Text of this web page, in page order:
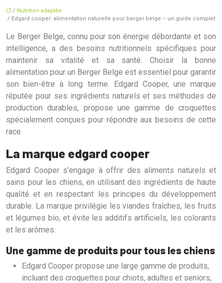
/ Nutrition adaptée
/ Edgard cooper: alimentation naturelle pour berger belge – un guide complet
Le Berger Belge, connu pour son énergie débordante et son
intelligence, a des besoins nutritionnels spécifiques pour
maintenir sa vitalité et sa santé. Choisir la bonne
alimentation pour un Berger Belge est essentiel pour garantir
son bien-être à long terme. Edgard Cooper, une marque
réputée pour ses ingrédients naturels et ses méthodes de
production durables, propose une gamme de croquettes
spécialement conçues pour répondre aux besoins de cette
race.
La marque edgard cooper
Edgard Cooper s’engage à offrir des aliments naturels et
sains pour les chiens, en utilisant des ingrédients de haute
qualité et en respectant les principes du développement
durable. La marque privilégie les viandes fraîches, les fruits
et légumes bio, et évite les additifs artificiels, les colorants
et les arômes.
Une gamme de produits pour tous les chiens
Edgard Cooper propose une large gamme de produits,
incluant des croquettes pour chiots, adultes et seniors,